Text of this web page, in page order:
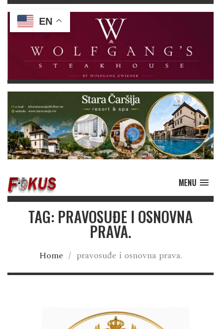
MENU
TAG: PRAVOSUĐE I OSNOVNA
PRAVA.
Home / pravosuđe i osnovna prava.
EN